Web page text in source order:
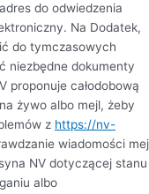
do odwiedzenia
Na Dodatek,
do tymczasowych
niezbędne dokumenty
proponuje całodobową
żywo albo mejl, żeby
z https://nv-
wiadomości
NV dotyczącej stanu
albo